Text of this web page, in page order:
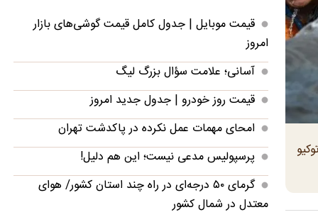
قیمت موبایل‌ | جدول کامل قیمت گوشی‌های بازار
امروز
آسانی؛ علامت سؤال بزرگ لیگ
قیمت روز خودرو | جدول جدید امروز
امحای مهمات عمل نکرده در پاکدشت تهران
پرسپولیس مدعی نیست؛ این هم دلیل!
گرمای ۵۰ درجه‌ای در راه چند استان کشور/ هوای
معتدل در شمال کشور